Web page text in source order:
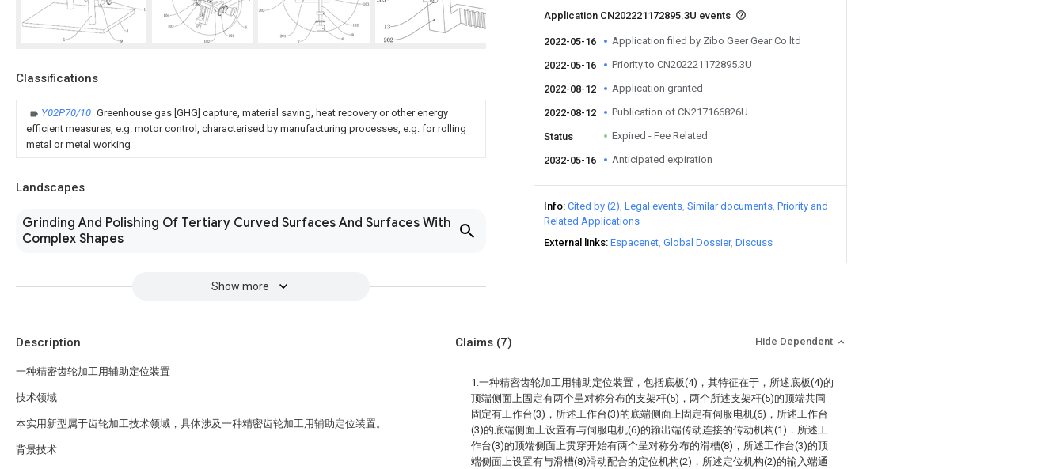
Classifications
Y02P70/10 Greenhouse gas [GHG] capture, material saving, heat recovery or other energy
efficient measures, e.g. motor control, characterised by manufacturing processes, e.g. for rolling
metal or metal working
Landscapes
Grinding And Polishing Of Tertiary Curved Surfaces And Surfaces With
Complex Shapes
Show more
Application CN202221172895.3U events
2022-05-16 Application filed by Zibo Geer Gear Co ltd
2022-05-16 Priority to CN202221172895.3U
2022-08-12 Application granted
2022-08-12 Publication of CN217166826U
Status Expired - Fee Related
2032-05-16 Anticipated expiration
Info Cited by (2) Legal events Similar documents Priority and
Related Applications
External links Espacenet Global Dossier Discuss
Description
一种精密齿轮加工用辅助定位装置
技术领域
本实用新型属于齿轮加工技术领域，具体涉及一种精密齿轮加工用辅助定位装置。
背景技术
Claims (7) Hide Dependent
1.一种精密齿轮加工用辅助定位装置，包括底板(4)，其特征在于，所述底板(4)的
顶端侧面上固定有两个呈对称分布的支架杆(5)，两个所述支架杆(5)的顶端共同
固定有工作台(3)，所述工作台(3)的底端侧面上固定有伺服电机(6)，所述工作台
(3)的底端侧面上设置有与伺服电机(6)的输出端传动连接的传动机构(1)，所述工
作台(3)的顶端侧面上贯穿开始有两个呈对称分布的滑槽(8)，所述工作台(3)的顶
端侧面上设置有与滑槽(8)滑动配合的定位机构(2)，所述定位机构(2)的输入端通